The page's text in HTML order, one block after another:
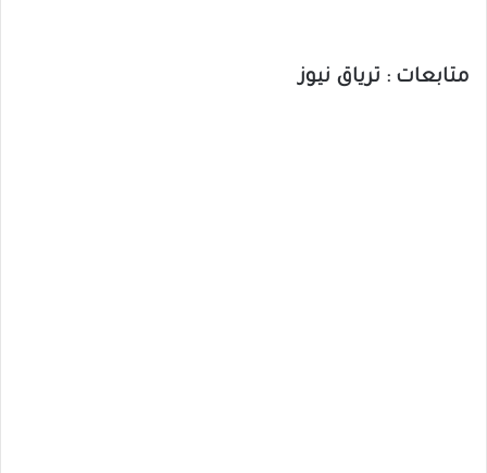
متابعات : ترياق نيوز